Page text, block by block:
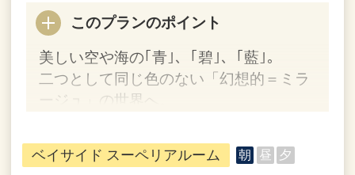
このプランのポイント
美しい空や海の｢青｣、｢碧｣、｢藍｣。
二つとして同じ色のない「幻想的＝ミラ
ージュ」の世界へ。
ホテルポイント
●宮古空港からの送迎サービス
ベイサイド スーペリアルーム 朝 昼 夕